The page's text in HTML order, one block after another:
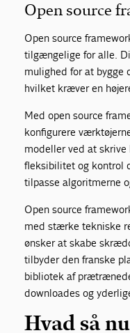
Open source
Open source
tilgængelige for alle.
mulighed for at bygge
hvilket kræver en
Med open source
konfigurere
modeller ved at
fleksibilitet og kontrol
tilpasse algoritmerne
Open source
med stærke tekniske
ønsker at skabe
tilbyder den franske
bibliotek af
downloades og
Hvad så